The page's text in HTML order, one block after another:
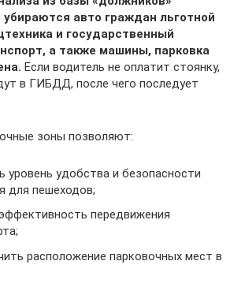
убираются авто граждан льготной
и государственный
а также машины, парковка
Если водитель не оплатит стоянку,
в ГИБДД, после чего последует
зоны позволяют:
уровень удобства и безопасности
для пешеходов;
передвижения
расположение парковочных мест в